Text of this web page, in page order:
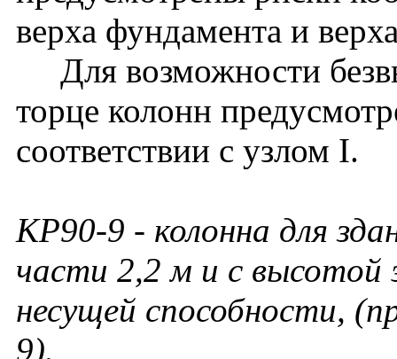
верха фундамента и
Для возможности
торце колонн
соответствии с узлом I.
КР90-9 - колонна для
части 2,2 м и с
несущей способности,
9).